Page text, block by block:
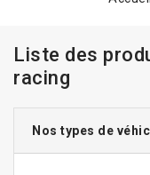
Liste des
racing
Nos types de